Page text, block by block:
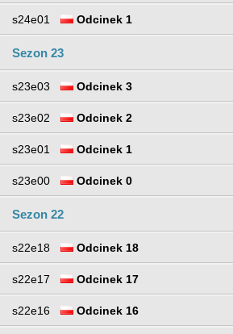
s24e01 Odcinek 1
Sezon 23
s23e03 Odcinek 3
s23e02 Odcinek 2
s23e01 Odcinek 1
s23e00 Odcinek 0
Sezon 22
s22e18 Odcinek 18
s22e17 Odcinek 17
s22e16 Odcinek 16